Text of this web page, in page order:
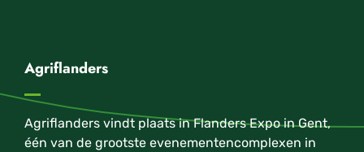
Agriflanders
Agriflanders vindt plaats in Flanders Expo in Gent,
één van de grootste evenementencomplexen in